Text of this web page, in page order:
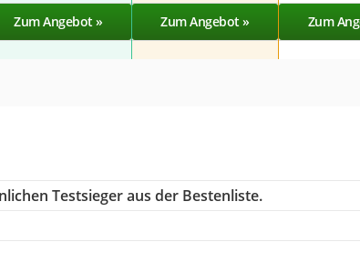
Zum Angebot » Zum Angebot » Zum
Testsieger aus der Bestenliste.